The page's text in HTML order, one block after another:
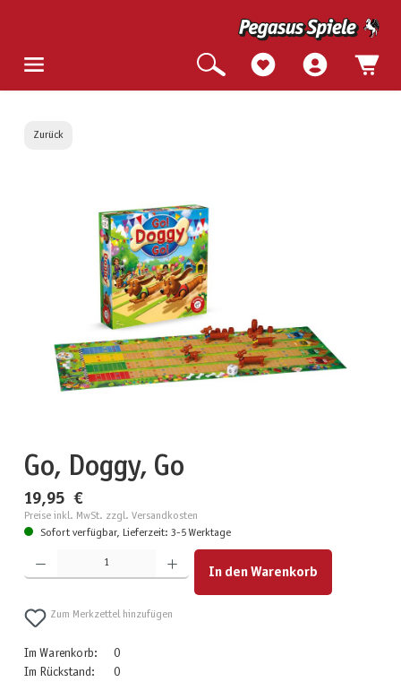
Zurück
Bildergalerie überspringen
Go, Doggy, Go
19,95 €
Preise inkl. MwSt. zzgl. Versandkosten
Sofort verfügbar, Lieferzeit: 3-5 Werktage
Produkt Anzahl: Gib den gewünschten Wert ein oder benutze die Schaltflächen um die Anzahl zu
In den Warenkorb
Zum Merkzettel hinzufügen
Im Warenkorb:
0
Im Rückstand:
0